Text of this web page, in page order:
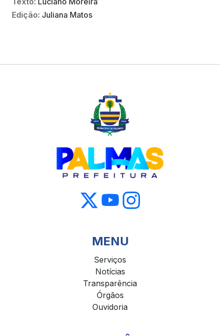
Edição: Juliana Matos
MENU
Serviços
Notícias
Transparência
Órgãos
Ouvidoria